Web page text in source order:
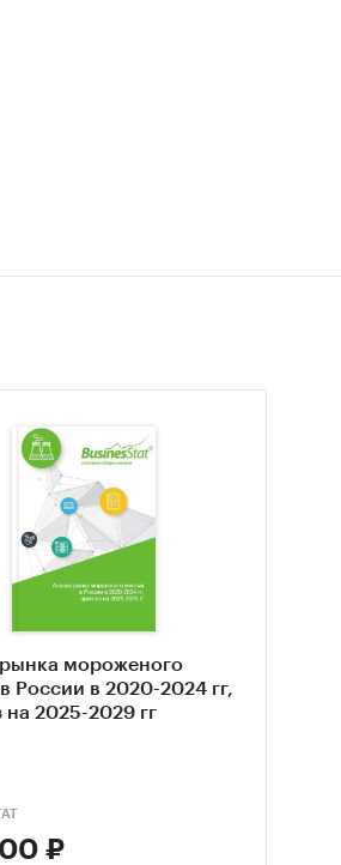
мороженого
России в 2020-2024 гг,
на 2025-2029 гг
₽